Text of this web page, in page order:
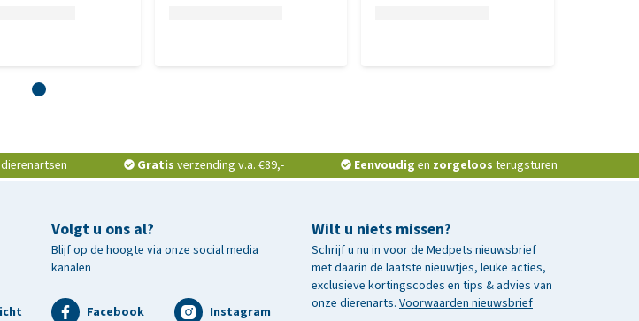
Gratis verzending v.a. €89,- Eenvoudig en zorgeloos terugsturen
Wilt u niets missen?
Schrijf u nu in voor de Medpets nieuwsbrief
met daarin de laatste nieuwtjes, leuke acties,
exclusieve kortingscodes en tips & advies van
onze dierenarts. Voorwaarden nieuwsbrief
Volgt u ons al?
Blijf op de hoogte via onze social media
kanalen
Facebook Instagram